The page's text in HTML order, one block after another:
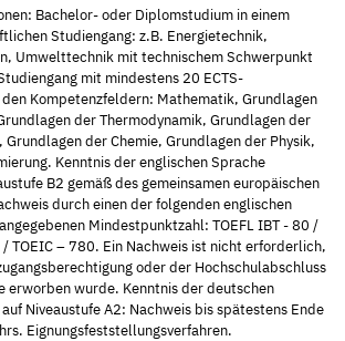
Bachelor- oder Diplomstudium in einem
Studiengang: z.B. Energietechnik,
Umwelttechnik mit technischem Schwerpunkt
mit mindestens 20 ECTS-
Kompetenzfeldern: Mathematik, Grundlagen
der Thermodynamik, Grundlagen der
der Chemie, Grundlagen der Physik,
Kenntnis der englischen Sprache
B2 gemäß des gemeinsamen europäischen
durch einen der folgenden englischen
Mindestpunktzahl: TOEFL IBT - 80 /
TOEIC – 780. Ein Nachweis ist nicht erforderlich,
oder der Hochschulabschluss
erworben wurde. Kenntnis der deutschen
Niveaustufe A2: Nachweis bis spätestens Ende
Eignungsfeststellungsverfahren.